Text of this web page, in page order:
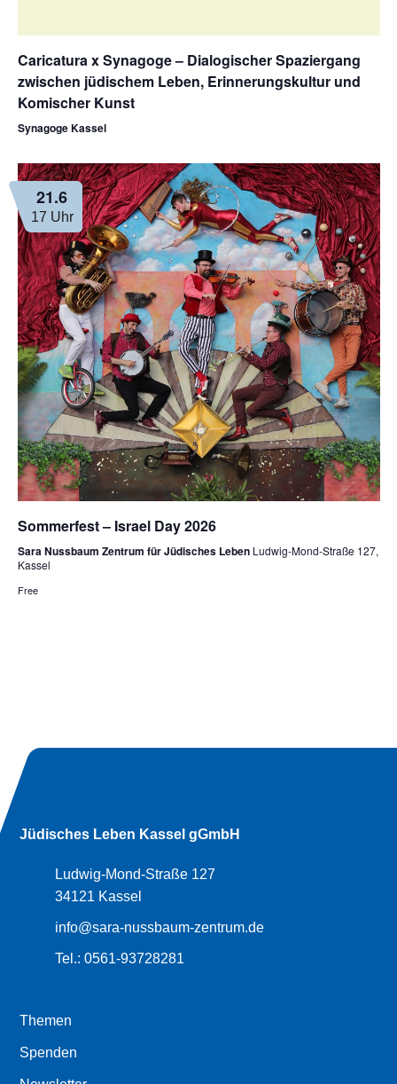
Caricatura x Synagoge – Dialogischer Spaziergang
zwischen jüdischem Leben, Erinnerungskultur und
Komischer Kunst
Synagoge Kassel
21.6
17 Uhr
Sommerfest – Israel Day 2026
Sara Nussbaum Zentrum für Jüdisches Leben Ludwig-Mond-Straße 127,
Kassel
Free
Jüdisches Leben Kassel gGmbH
Ludwig-Mond-Straße 127
34121 Kassel
info@sara-nussbaum-zentrum.de
Tel.: 0561-93728281
Themen
Spenden